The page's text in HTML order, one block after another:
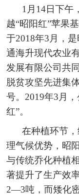
1月14日下午
越“昭阳红”苹果
于2018年3月，
通海升现代农业
发展有限公司共
脱贫攻坚先进集
号。2019年3月
红”。
在种植环节
理气候优势，昭
与传统乔化种植
著提升了生产效
2—3吨，而矮化